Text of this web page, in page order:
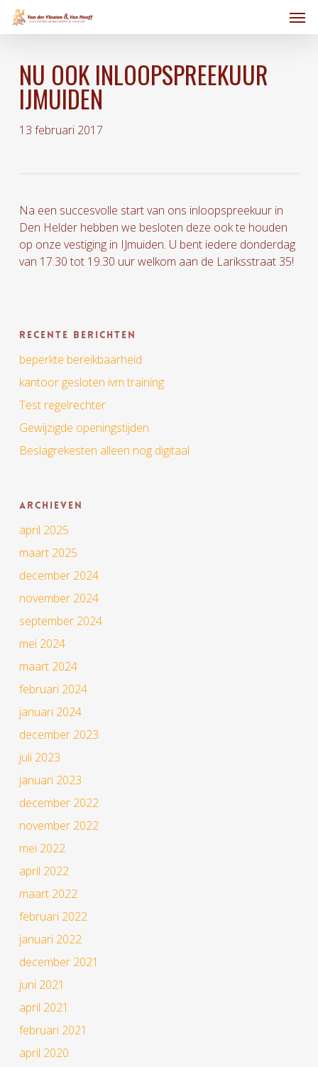
Skip
NU OOK INLOOPSPREEKUUR
IJMUIDEN
13 februari 2017
Na een succesvolle start van ons inloopspreekuur in
Den Helder hebben we besloten deze ook te houden
op onze vestiging in IJmuiden. U bent iedere donderdag
van 17.30 tot 19.30 uur welkom aan de Lariksstraat 35!
Recente berichten
beperkte bereikbaarheid
kantoor gesloten ivm training
Test regelrechter
Gewijzigde openingstijden
Beslagrekesten alleen nog digitaal
Archieven
april 2025
maart 2025
december 2024
november 2024
september 2024
mei 2024
maart 2024
februari 2024
januari 2024
december 2023
juli 2023
januari 2023
december 2022
november 2022
mei 2022
april 2022
maart 2022
februari 2022
januari 2022
december 2021
juni 2021
april 2021
februari 2021
april 2020